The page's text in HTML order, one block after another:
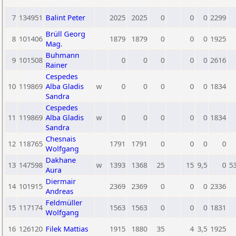
7 134951 Balint Peter 2025 2025 0 0 0 2299
8 101406 Brüll Georg
Mag.
1879 1879 0 0 0 1925
9 101508 Buhmann
Rainer
0 0 0 0 0 2616
10 119869
Cespedes
Alba Gladis
Sandra
w 0 0 0 0 0 1834
11 119869
Cespedes
Alba Gladis
Sandra
w 0 0 0 0 0 1834
12 118765 Chesnais
Wolfgang
1791 1791 0 0 0 0
13 147598 Dakhane
Aura
w 1393 1368 25 15 9,5 0
14 101915 Diermair
Andreas
2369 2369 0 0 0 2336
15 117174 Feldmüller
Wolfgang
1563 1563 0 0 0 1831
16 126120 Filek Mattias 1915 1880 35 4 3,5 1925